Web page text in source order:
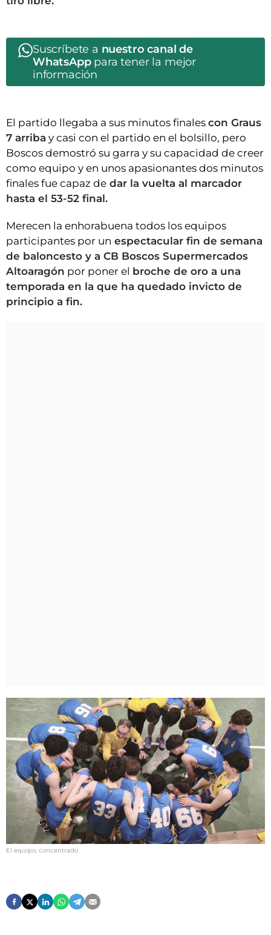
Suscríbete a nuestro canal de
WhatsApppara tener la mejor
información
El partido llegaba a sus minutos finales con Graus
7 arriba y casi con el partido en el bolsillo, pero
Boscos demostró su garra y su capacidad de creer
como equipo y en unos apasionantes dos minutos
finales fue capaz de dar la vuelta al marcador
hasta el 53-52 final.
Merecen la enhorabuena todos los equipos
participantes por un espectacular fin de semana
de baloncesto y a CB Boscos Supermercados
Altoaragón por poner el broche de oro a una
temporada en la que ha quedado invicto de
principio a fin.
El equipo, concentrado